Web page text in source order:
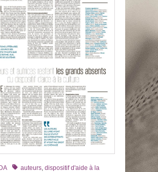
Tagsauteurs, dispositif d'aide à la